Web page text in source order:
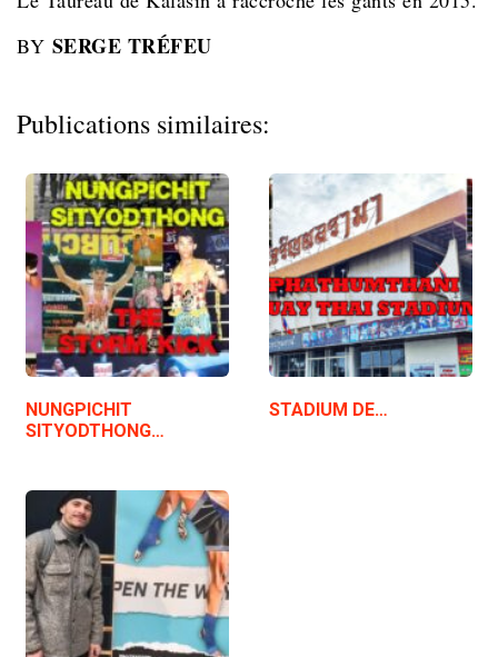
BY SERGE TRÉFEU
Publications similaires:
NUNGPICHIT
SITYODTHONG…
STADIUM DE…